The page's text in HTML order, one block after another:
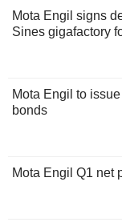
Mota Engil signs
Sines gigafactory
Mota Engil to
bonds
Mota Engil Q1 net